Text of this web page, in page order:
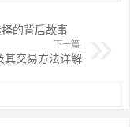
的背后故事
下一篇:
其交易方法详解